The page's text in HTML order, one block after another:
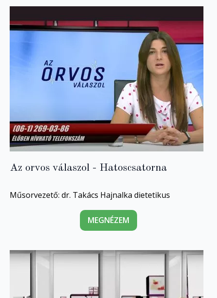
Az orvos válaszol - Hatoscsatorna
Műsorvezető: dr. Takács Hajnalka dietetikus
MEGNÉZEM